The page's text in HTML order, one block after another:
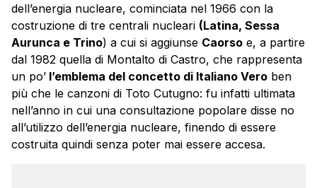
dell’energia nucleare, cominciata nel 1966 con la
costruzione di tre centrali nucleari (Latina, Sessa
Aurunca e Trino) a cui si aggiunse Caorso e, a partire
dal 1982 quella di Montalto di Castro, che rappresenta
un po’ l’emblema del concetto di Italiano Vero ben
più che le canzoni di Toto Cutugno: fu infatti ultimata
nell’anno in cui una consultazione popolare disse no
all’utilizzo dell’energia nucleare, finendo di essere
costruita quindi senza poter mai essere accesa.